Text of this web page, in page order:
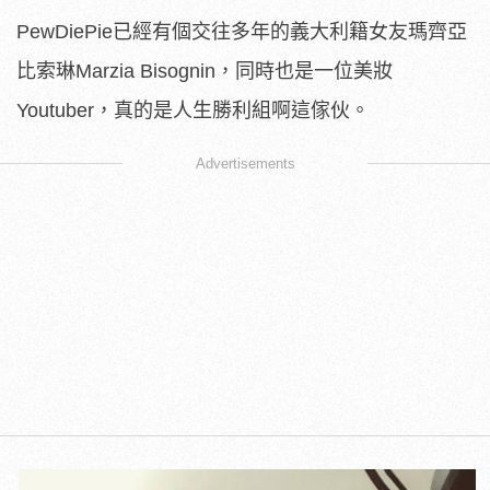
PewDiePie已經有個交往多年的義大利籍女友瑪齊亞
比索琳Marzia Bisognin，同時也是一位美妝
Youtuber，真的是人生勝利組啊這傢伙。
Advertisements